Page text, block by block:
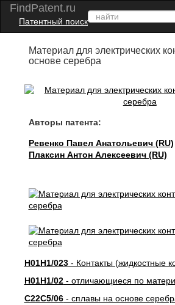
FindPatent.ru
Патентный поиск
Материал для электрических
основе серебра
Авторы патента:
Ревенко Павел Анатольевич (RU)
Плаксин Антон Алексеевич (RU)
H01H1/023- Контакты (жидкостные
H01H1/02- отличающиеся по
C22C5/06- сплавы на основе